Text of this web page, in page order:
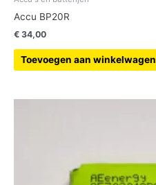
Accu BP20R
€ 34,00
Toevoegen aan winkelwagen